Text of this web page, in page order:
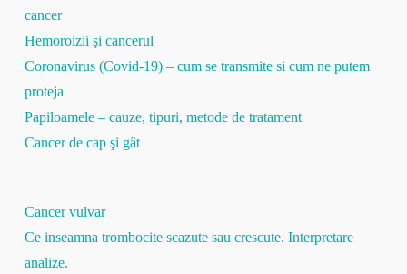
cancer
Hemoroizii şi cancerul
Coronavirus (Covid-19) – cum se transmite si cum ne putem
proteja
Papiloamele – cauze, tipuri, metode de tratament
Cancer de cap şi gât
Cancer vulvar
Ce inseamna trombocite scazute sau crescute. Interpretare
analize.